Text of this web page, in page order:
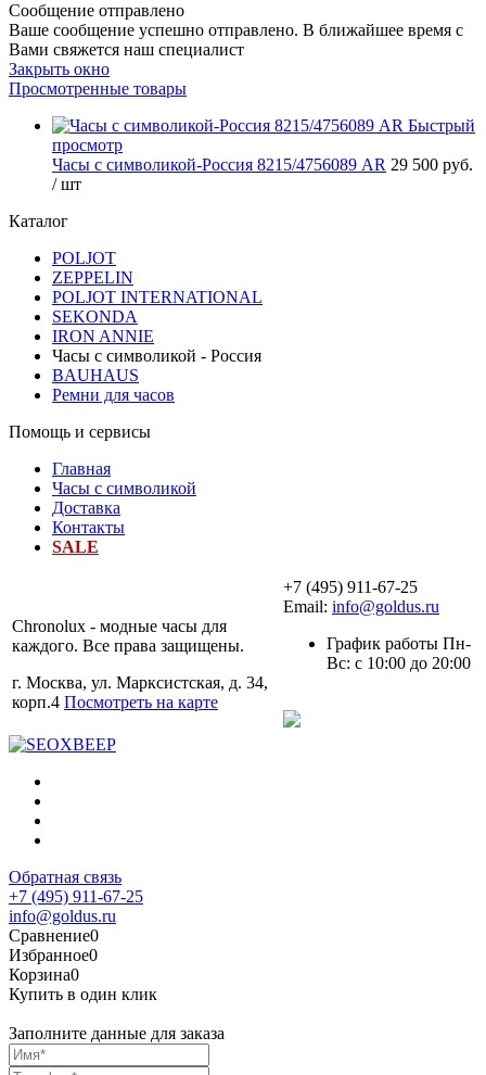
Сообщение отправлено
Ваше сообщение успешно отправлено. В ближайшее время с
Вами свяжется наш специалист
Закрыть окно
Просмотренные товары
Быстрый
просмотр
Часы с символикой-Россия 8215/4756089 AR 29 500 руб.
/ шт
Каталог
POLJOT
ZEPPELIN
POLJOT INTERNATIONAL
SEKONDA
IRON ANNIE
Часы с символикой - Россия
BAUHAUS
Ремни для часов
Помощь и сервисы
Главная
Часы с символикой
Доставка
Контакты
SALE
Chronolux - модные часы для
каждого. Все права защищены.
г. Москва, ул. Марксистская, д. 34,
корп.4 Посмотреть на карте
+7 (495) 911-67-25
Email: info@goldus.ru
График работы Пн-
Вс: с 10:00 до 20:00
Обратная связь
+7 (495) 911-67-25
info@goldus.ru
Сравнение0
Избранное0
Корзина0
Купить в один клик
Заполните данные для заказа